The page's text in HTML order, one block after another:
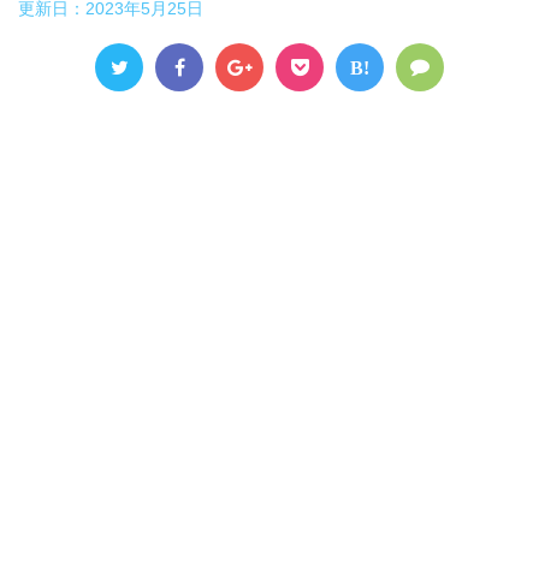
更新日： 2023年5月25日
B!